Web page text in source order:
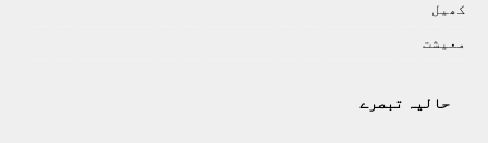
کھيل
معيشت
حالیہ تبصرے